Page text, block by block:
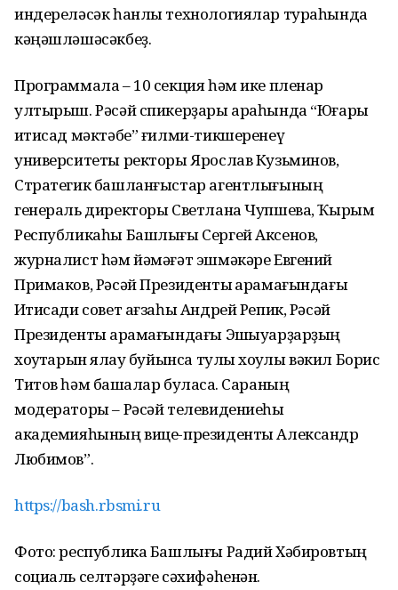
индереләсәк һанлы технологиялар тураһында
кәңәшләшәсәкбеҙ.
Программала – 10 секция һәм ике пленар
ултырыш. Рәсәй спикерҙары араһында “Юғары
иҡтисад мәктәбе” ғилми-тикшеренеү
университеты ректоры Ярослав Кузьминов,
Стратегик башланғыстар агентлығының
генераль директоры Светлана Чупшева, Ҡырым
Республикаһы Башлығы Сергей Аксенов,
журналист һәм йәмәғәт эшмәкәре Евгений
Примаков, Рәсәй Президенты ҡарамағындағы
Иҡтисади совет ағзаһы Андрей Репик, Рәсәй
Президенты ҡарамағындағы Эшҡыуарҙарҙың
хоҡуҡтарын яҡлау буйынса тулы хоҡуҡлы вәкил Борис
Титов һәм башҡалар буласаҡ. Сараның
модераторы – Рәсәй телевидениеһы
академияһының вице-президенты Александр
Любимов”.
https://bash.rbsmi.ru
Фото: республика Башлығы Радий Хәбировтың
социаль селтәрҙәге сәхифәһенән.